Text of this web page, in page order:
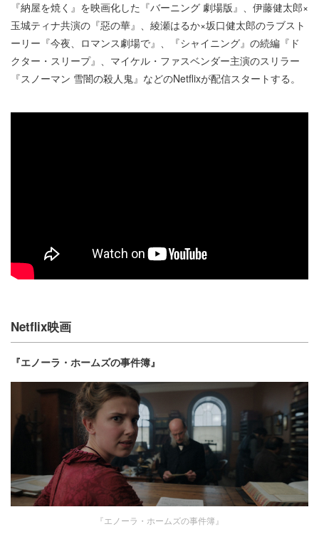
『納屋を焼く』を映画化した『バーニング 劇場版』、伊藤健太郎×
玉城ティナ共演の『惡の華』、綾瀬はるか×坂口健太郎のラブスト
ーリー『今夜、ロマンス劇場で』、『シャイニング』の続編『ド
クター・スリープ』、マイケル・ファスベンダー主演のスリラー
『スノーマン 雪闇の殺人鬼』などのNetflixが配信スタートする。
Netflix映画
『エノーラ・ホームズの事件簿』
『エノーラ・ホームズの事件簿』